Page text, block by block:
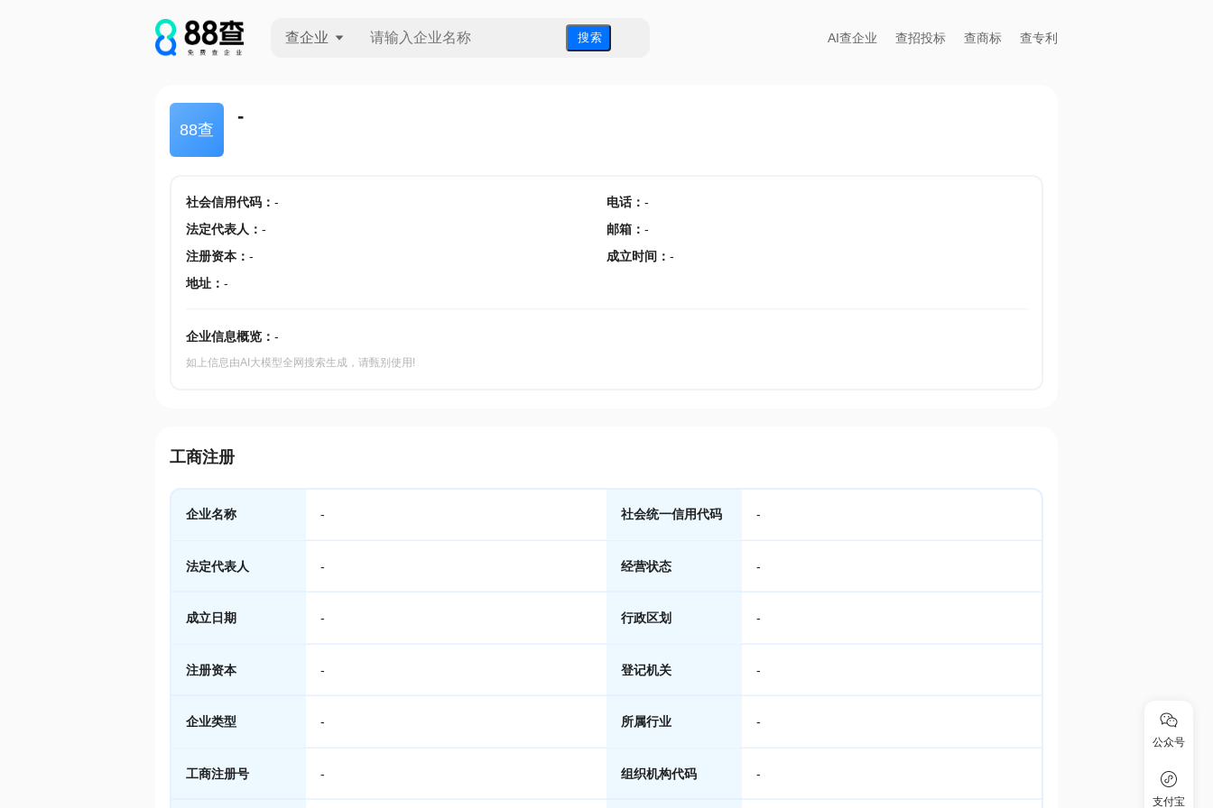
查企业 搜 索 AI查企业 查招投标 查商标 查专利
88查
-
社会信用代码： - 电话： -
法定代表人 ： - 邮箱 ： -
注册资本： - 成立时间 ： -
地址： -
企业信息概览： -
如上信息由AI大模型全网搜索生成，请甄别使用!
工商注册
企业名称 - 社会统一信用代码 -
法定代表人 - 经营状态 -
成立日期 - 行政区划 -
注册资本 - 登记机关 -
企业类型 - 所属行业 -
工商注册号 - 组织机构代码 -
公众号
支付宝